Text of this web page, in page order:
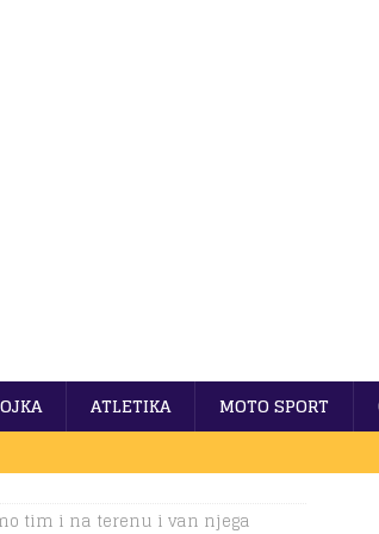
ATLETIKA MOTO SPORT
tim i na terenu i van njega